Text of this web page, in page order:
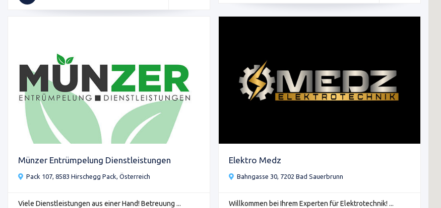
Münzer Entrümpelung Dienstleistungen
Pack 107, 8583 Hirschegg Pack, Österreich
Viele Dienstleistungen aus einer Hand! Betreuung ...
Elektro Medz
Bahngasse 30, 7202 Bad Sauerbrunn
Willkommen bei Ihrem Experten für Elektrotechnik! ...